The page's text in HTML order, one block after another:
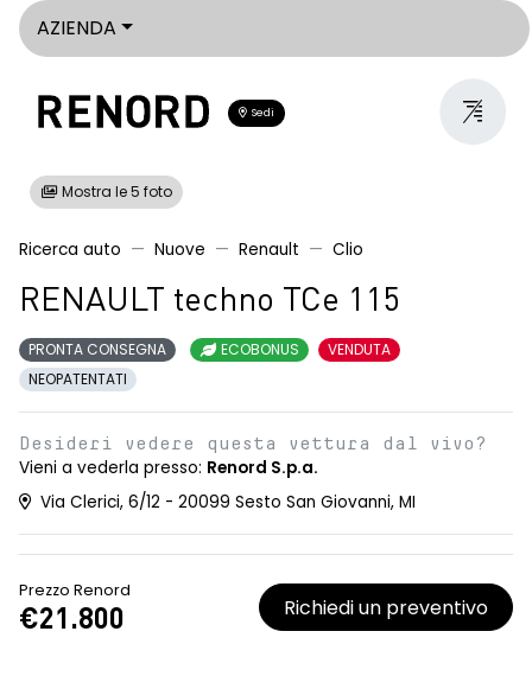
AZIENDA
Sedi
Mostra le 5 foto
Ricerca auto Nuove Renault Clio
RENAULT techno TCe 115
PRONTA CONSEGNA ECOBONUS
VENDUTA
NEOPATENTATI
Desideri vedere questa vettura dal vivo?
Vieni a vederla presso: Renord S.p.a.
Via Clerici, 6/12 - 20099 Sesto San Giovanni, MI
Prezzo Renord
€21.800 Richiedi un preventivo